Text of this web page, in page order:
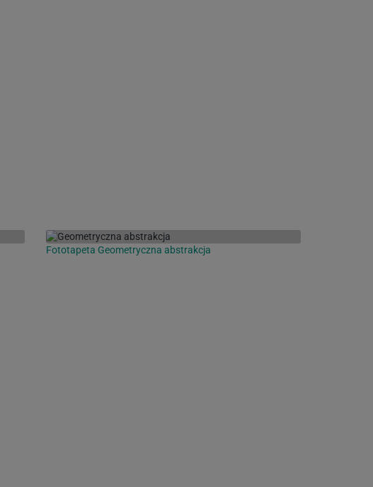
Fototapeta Geometryczna abstrakcja